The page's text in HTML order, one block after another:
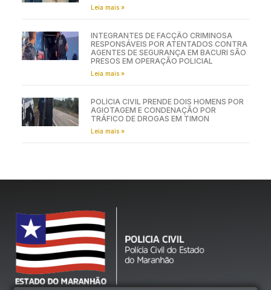
Leia mais »
INTEGRANTES DE FACÇÃO CRIMINOSA
RESPONSÁVEIS POR ATENTADOS CONTRA
AGENTES DE SEGURANÇA EM BACURI SÃO
PRESOS EM OPERAÇÃO POLICIAL
Leia mais »
POLÍCIA CIVIL PRENDE DOIS HOMENS POR
AGIOTAGEM E CONDENAÇÃO POR
TRÁFICO DE DROGAS EM TIMON
Leia mais »